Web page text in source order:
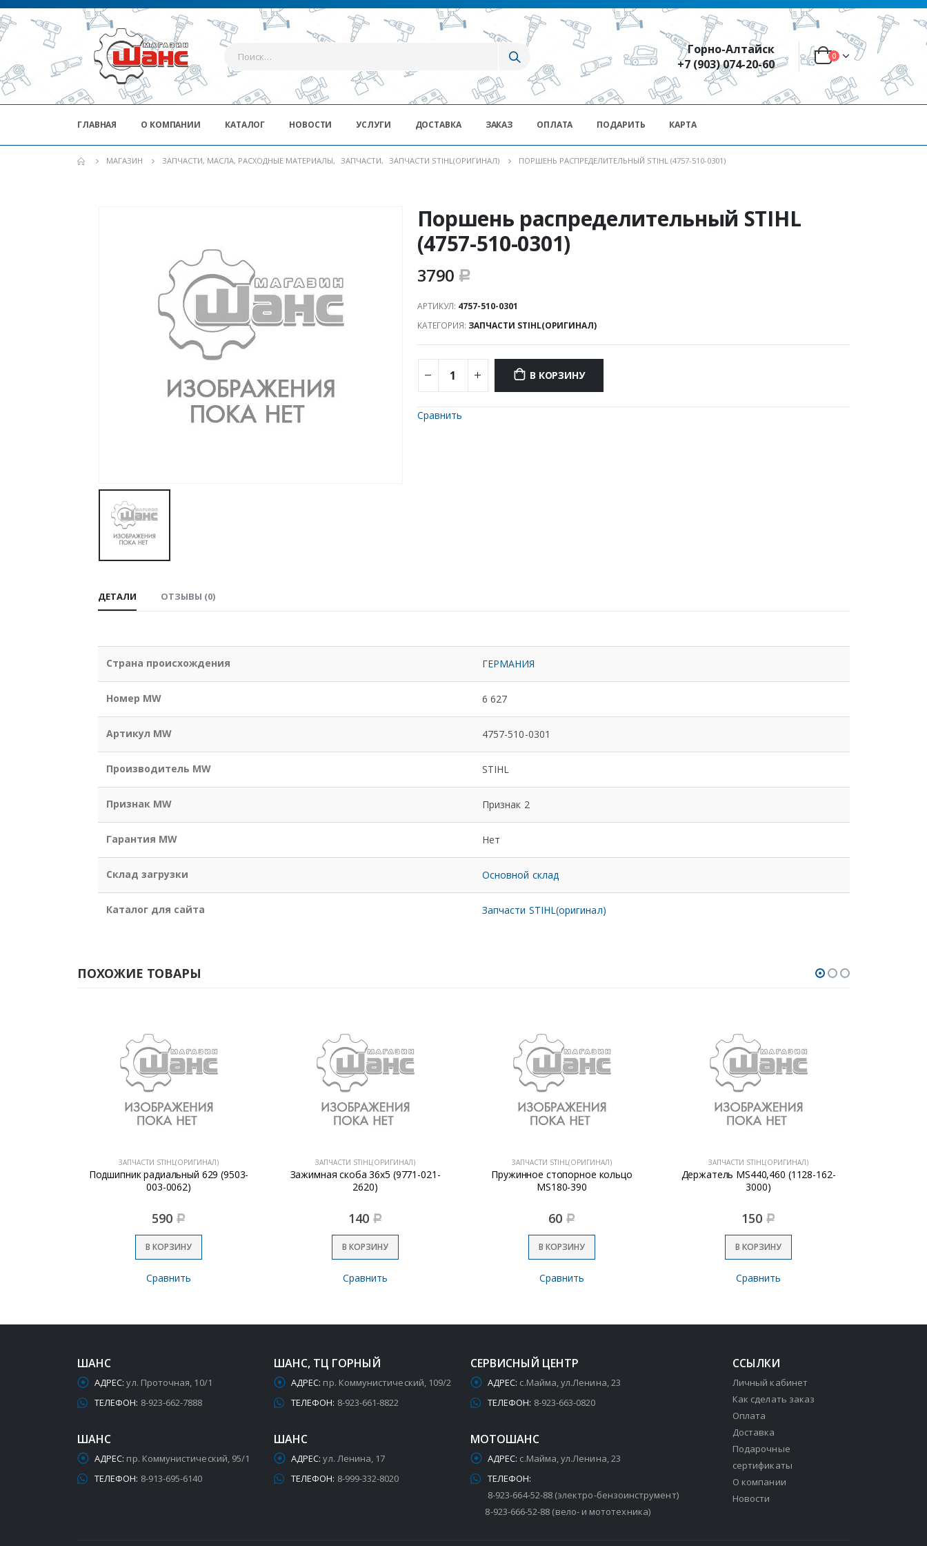
Горно-Алтайск
+7 (903) 074-20-60
0
ГЛАВНАЯ О КОМПАНИИ КАТАЛОГ НОВОСТИ УСЛУГИ ДОСТАВКА ЗАКАЗ ОПЛАТА ПОДАРИТЬ КАРТА
МАГАЗИН ЗАПЧАСТИ, МАСЛА, РАСХОДНЫЕ МАТЕРИАЛЫ, ЗАПЧАСТИ, ЗАПЧАСТИ STIHL(ОРИГИНАЛ) ПОРШЕНЬ РАСПРЕДЕЛИТЕЛЬНЫЙ STIHL (4757-510-0301)
Поршень распределительный STIHL
(4757-510-0301)
3790 Р
АРТИКУЛ: 4757-510-0301
КАТЕГОРИЯ: ЗАПЧАСТИ STIHL(ОРИГИНАЛ)
В КОРЗИНУ
Сравнить
ДЕТАЛИ ОТЗЫВЫ (0)
Страна происхождения ГЕРМАНИЯ
Номер MW 6 627
Артикул MW 4757-510-0301
Производитель MW STIHL
Признак MW Признак 2
Гарантия MW Нет
Склад загрузки Основной склад
Каталог для сайта Запчасти STIHL(оригинал)
ПОХОЖИЕ ТОВАРЫ
ЗАПЧАСТИ STIHL(ОРИГИНАЛ)
Подшипник радиальный 629 (9503-
003-0062)
590 Р
В КОРЗИНУ
Сравнить
ЗАПЧАСТИ STIHL(ОРИГИНАЛ)
Зажимная скоба 36х5 (9771-021-
2620)
140 Р
В КОРЗИНУ
Сравнить
ЗАПЧАСТИ STIHL(ОРИГИНАЛ)
Пружинное стопорное кольцо
MS180-390
60 Р
В КОРЗИНУ
Сравнить
ЗАПЧАСТИ STIHL(ОРИГИНАЛ)
Держатель MS440,460 (1128-162-
3000)
150 Р
В КОРЗИНУ
Сравнить
ШАНС
АДРЕС: ул. Проточная, 10/1
ТЕЛЕФОН: 8-923-662-7888
ШАНС
АДРЕС: пр. Коммунистический, 95/1
ТЕЛЕФОН: 8-913-695-6140
ШАНС, ТЦ ГОРНЫЙ
АДРЕС: пр. Коммунистический, 109/2
ТЕЛЕФОН: 8-923-661-8822
ШАНС
АДРЕС: ул. Ленина, 17
ТЕЛЕФОН: 8-999-332-8020
СЕРВИСНЫЙ ЦЕНТР
АДРЕС: с.Майма, ул.Ленина, 23
ТЕЛЕФОН: 8-923-663-0820
МОТОШАНС
АДРЕС: с.Майма, ул.Ленина, 23
ТЕЛЕФОН:
8-923-664-52-88 (электро-бензоинструмент)
8-923-666-52-88 (вело- и мототехника)
ССЫЛКИ
Личный кабинет
Как сделать заказ
Оплата
Доставка
Подарочные
сертификаты
О компании
Новости